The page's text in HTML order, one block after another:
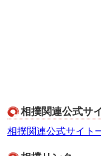
相撲関連公式サ
相撲関連公式サイト